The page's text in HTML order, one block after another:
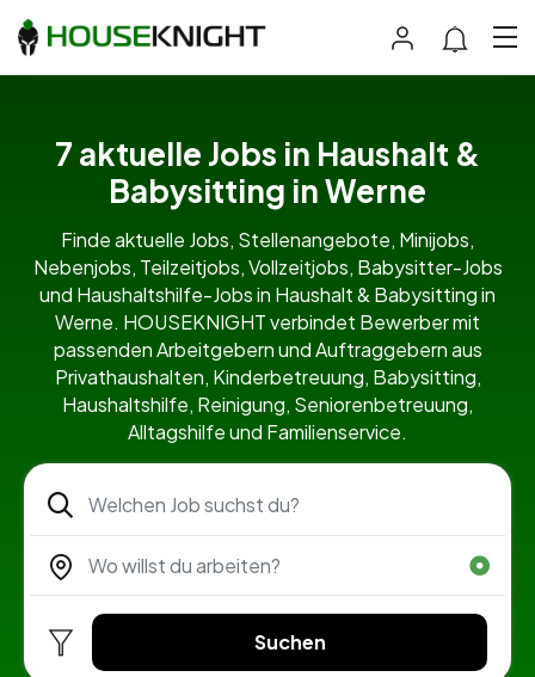
7 aktuelle Jobs in Haushalt &
Babysitting in Werne
Finde aktuelle Jobs, Stellenangebote, Minijobs,
Nebenjobs, Teilzeitjobs, Vollzeitjobs, Babysitter-Jobs
und Haushaltshilfe-Jobs in Haushalt & Babysitting in
Werne. HOUSEKNIGHT verbindet Bewerber mit
passenden Arbeitgebern und Auftraggebern aus
Privathaushalten, Kinderbetreuung, Babysitting,
Haushaltshilfe, Reinigung, Seniorenbetreuung,
Alltagshilfe und Familienservice.
Suchen